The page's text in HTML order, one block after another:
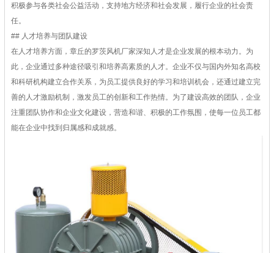
积极参与各类社会公益活动，支持地方经济和社会发展，履行企业的社会责
任。
## 人才培养与团队建设
在人才培养方面，章丘的罗茨风机厂家深知人才是企业发展的根本动力。为
此，企业通过多种途径吸引和培养高素质的人才。企业不仅与国内外知名高校
和科研机构建立合作关系，为员工提供良好的学习和培训机会，还通过建立完
善的人才激励机制，激发员工的创新和工作热情。为了建设高效的团队，企业
注重团队协作和企业文化建设，营造和谐、积极的工作氛围，使每一位员工都
能在企业中找到归属感和成就感。